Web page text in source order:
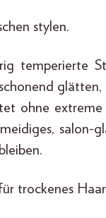
stylen.
temperierte
ohne
trockenes